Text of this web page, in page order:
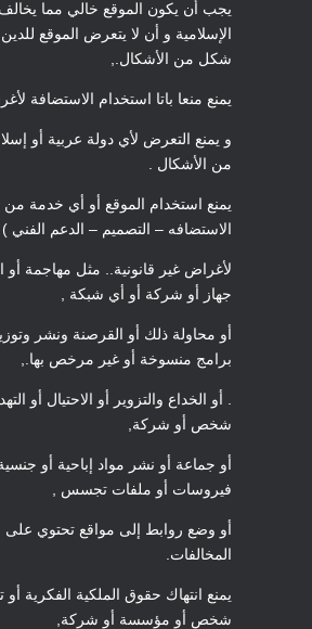
يجب أن يكون الموقع خالي مما
الإسلامية و أن لا يتعرض الموقع
شكل من الأشكال.,
يمنع منعا باتا استخدام الاستضافة
و يمنع التعرض لأي دولة عربية أو
من الأشكال .
يمنع استخدام الموقع أو أي خدمة
الاستضافه – التصميم – الدعم الفني ) ,
لأغراض غير قانونية.. مثل مهاجمة أو
جهاز أو شركة أو أي شبكة ,
أو محاولة ذلك أو القرصنة ونشر
برامج منسوخة أو غير مرخص بها.,
. أو الخداع والتزوير أو الاحتيال أو
شخص أو شركة,
أو جماعة أو نشر مواد إباحية أو
فيروسات أو ملفات تجسس ,
أو وضع روابط إلى مواقع تحتوي على
المخالفات.
يمنع انتهاك حقوق الملكية الفكرية
شخص أو مؤسسة أو شركة,